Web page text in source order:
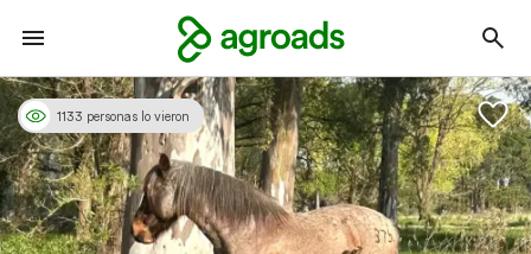
1133 personas lo vieron